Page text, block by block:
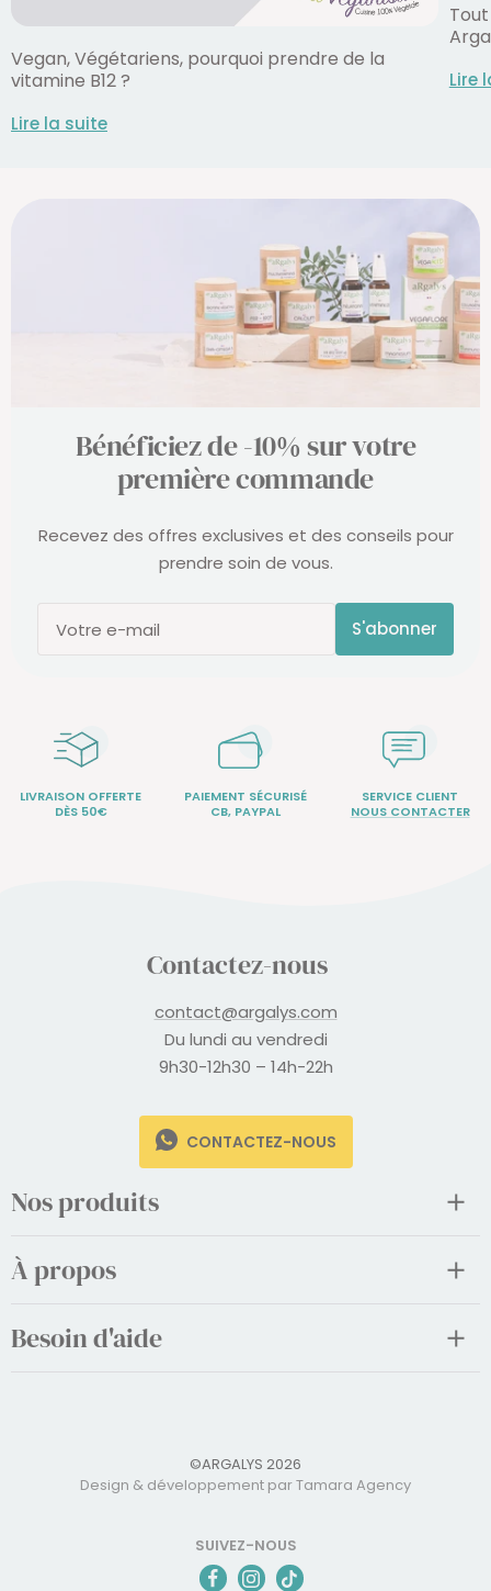
Vegan, Végétariens, pourquoi prendre de la
vitamine B12 ?
Lire la suite
Lire
Bénéficiez de -10% sur votre
première commande
Recevez des offres exclusives et des conseils pour
prendre soin de vous.
Votre e-mail S'abonner
LIVRAISON OFFERTE
DÈS 50€
PAIEMENT SÉCURISÉ
CB, PAYPAL
SERVICE CLIENT
NOUS CONTACTER
Contactez-nous
contact@argalys.com
Du lundi au vendredi
9h30-12h30 – 14h-22h
CONTACTEZ-NOUS
Nos produits
À propos
Besoin d'aide
©ARGALYS 2026
Design & développement par Tamara Agency
SUIVEZ-NOUS